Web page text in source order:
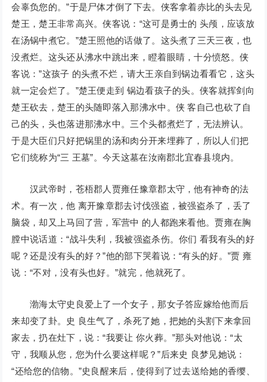
会辜负您的。”于是尸体才倒了下去。侠客拿着赤比的头去见
楚王，楚王非常高兴。侠客说：“这可是勇士的 头颅，应该放
在汤锅中煮它。”楚王照他的话做了。这头煮了三天三夜，也
没煮烂。这头还从沸水中跳出来，瞪着眼睛，十分愤怒。侠
客说：”这孩子 的头煮不烂，请大王亲自到锅边看看它，这头
就一定会烂了。”楚王便走到 锅边看孩子的头。侠客就挥剑向
楚王砍去，楚王的头随即落入那沸水中。侠 客自己也砍了自
己的头，头也落进那沸水中。三个头都煮烂了，无法辨认。
于是大臣们只好把锅里的汤和肉分开来埋葬了，所以人们把
它们统称为“三 王墓”。今天这墓在汝南郡北宜春县境内。
汉武帝时，苍梧郡人贾雍任豫章郡太守，他有神奇的法
术。有一次，他 离开豫章郡去讨伐强盗，被强盗杀了，丢了
脑袋，却又上马回了营，军营中 的人都跑来看他。贾雍在胸
膛中说话道：“战斗失利，我被强盗杀伤。你们 看我有头的好
呢？还是没有头的好？”他的部下哭着说：“有头的好。”贾 雍
说：“不对，没有头也好。”就完，他就死了。
渤海太守史良爱上了一个女子，那女子答应嫁给他而后
来却变了卦。史 良生气了，杀死了她，把她的头割下来拿回
家去，扔在灶下，说：“我要让 你火葬。”那头对他说：“太
守，我顺从您，您为什么要这样呢？”后来史 良梦见她说：
“还给您的信物。”史良醒来后，使得到了过去送给她的香缨、